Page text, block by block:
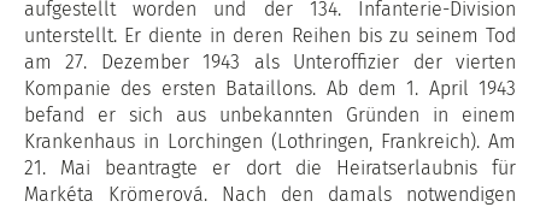
aufgestellt worden und der 134. Infanterie-Division
unterstellt. Er diente in deren Reihen bis zu seinem Tod
am 27. Dezember 1943 als Unteroffizier der vierten
Kompanie des ersten Bataillons. Ab dem 1. April 1943
befand er sich aus unbekannten Gründen in einem
Krankenhaus in Lorchingen (Lothringen, Frankreich). Am
21. Mai beantragte er dort die Heiratserlaubnis für
Markéta Krömerová. Nach den damals notwendigen